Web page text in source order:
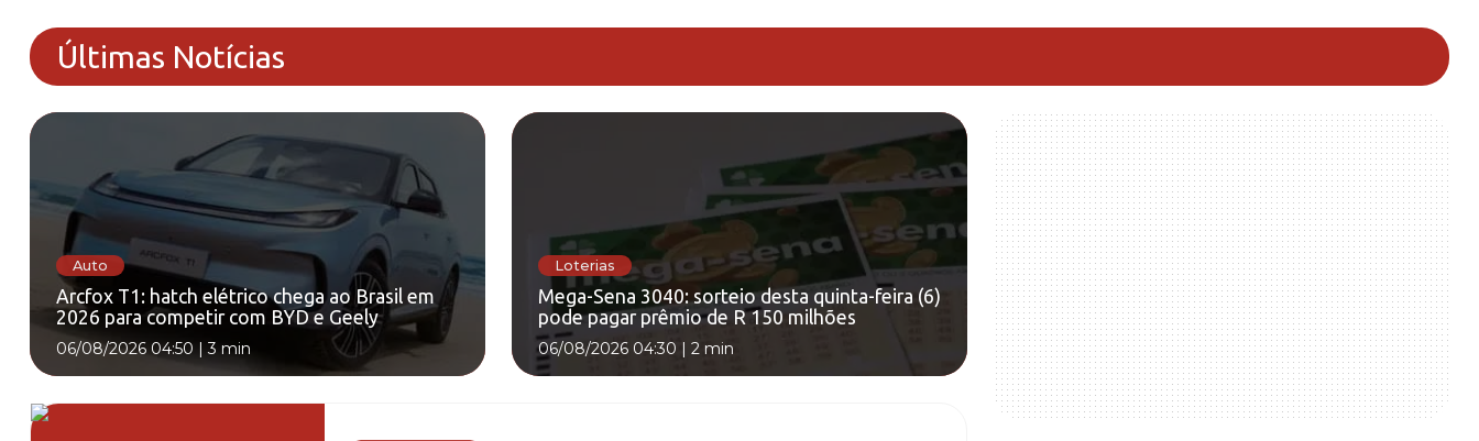
Últimas Notícias
Auto
Arcfox T1: hatch elétrico chega ao Brasil em
2026 para competir com BYD e Geely
06/08/2026 04:50 |3 min
Loterias
Mega-Sena 3040: sorteio desta quinta-feira (6)
pode pagar prêmio de R 150 milhões
06/08/2026 04:30 | 2 min